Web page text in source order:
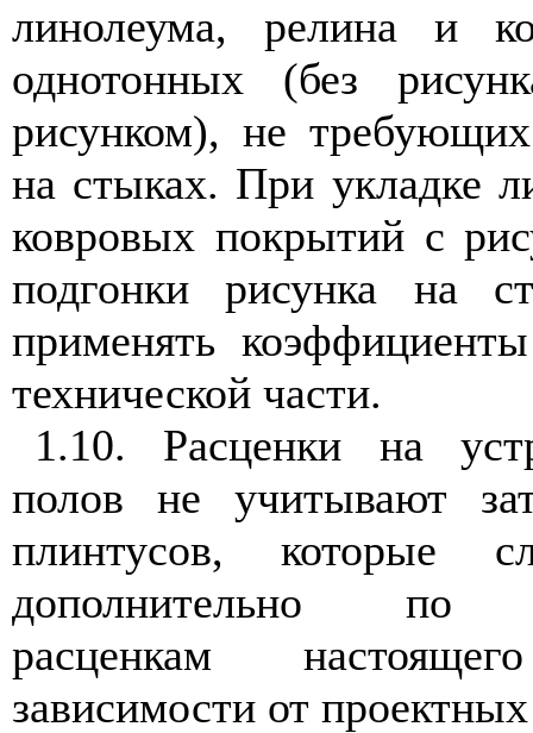
линолеума, релина и
однотонных (без
рисунком), не
на стыках. При укладке
ковровых покрытий с
подгонки рисунка на
применять
технической части.
1.10. Расценки на
полов не учитывают
плинтусов, которые
дополнительно по
расценкам
зависимости от